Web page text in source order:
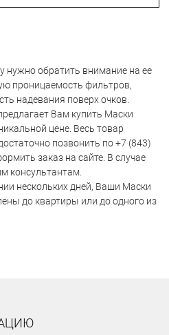
нужно обратить внимание на ее
проницаемость фильтров,
надевания поверх очков.
Вам купить Маски
цене. Весь товар
позвонить по +7 (843)
заказ на сайте. В случае
консультантам.
нескольких дней, Ваши Маски
до квартиры или до одного из